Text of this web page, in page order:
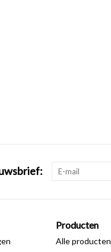
Producten
Alle producten